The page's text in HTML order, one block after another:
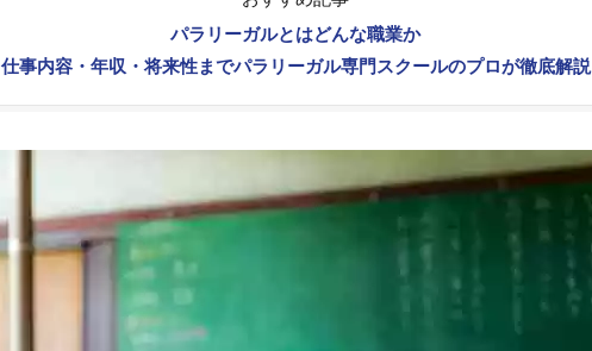
パラリーガルとはどんな職業か
仕事内容・年収・将来性までパラリーガル専門スクールのプロが徹底解説